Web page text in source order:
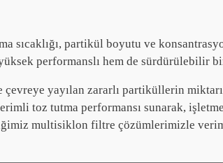
sıcaklığı, partikül boyutu ve
performanslı hem de sürdürülebilir
yayılan zararlı partiküllerin
toz tutma performansı sunarak,
multisiklon filtre çözümlerimizle